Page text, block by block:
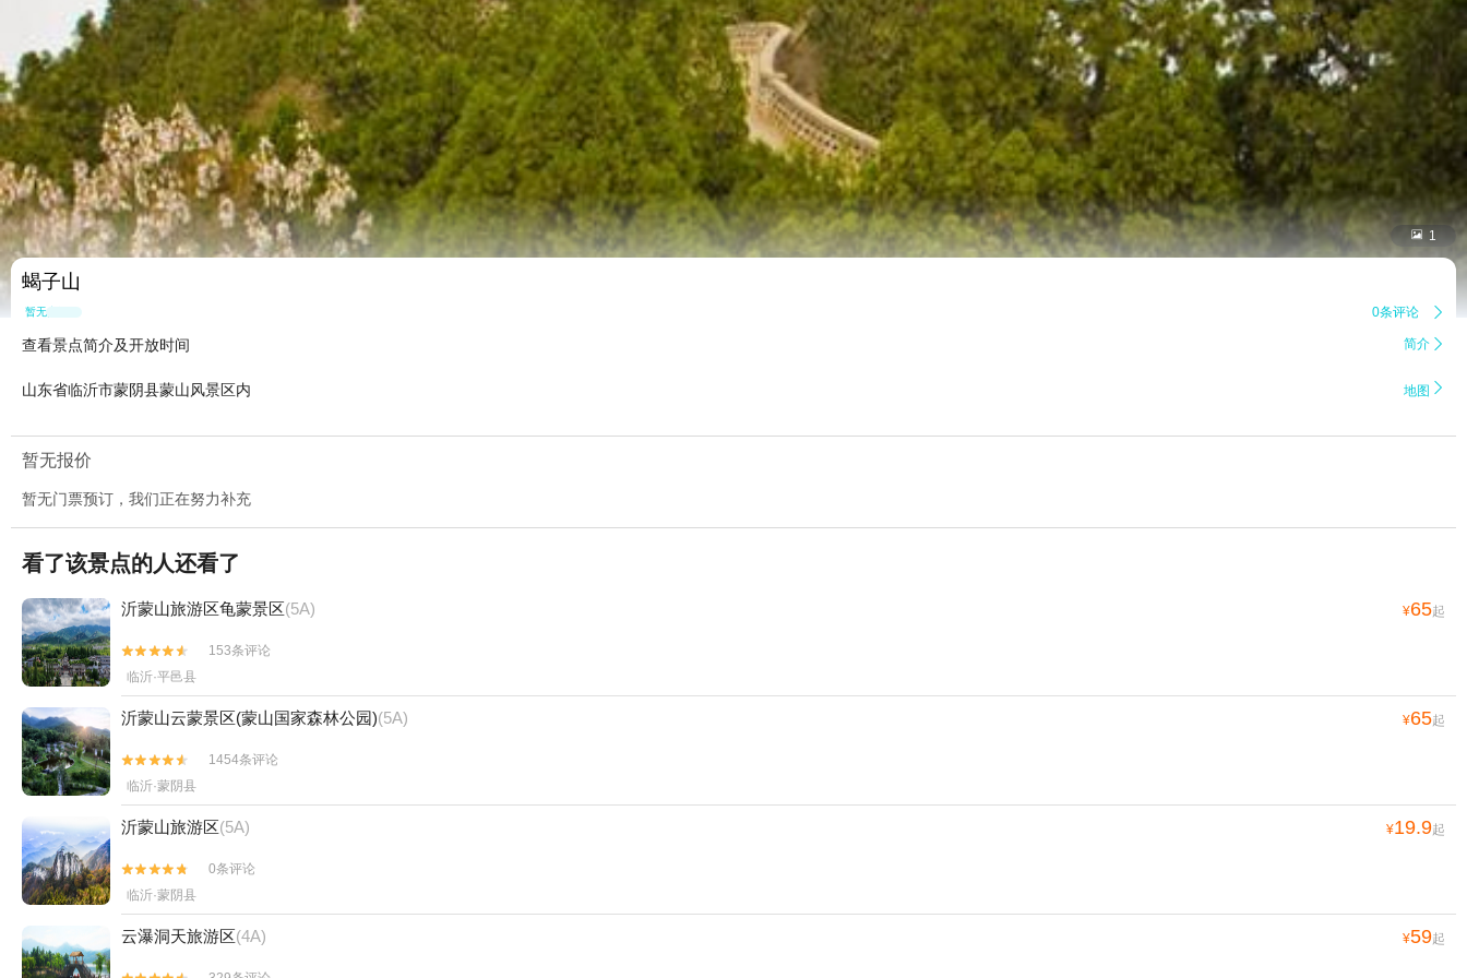
 1
蝎子山
暂无点评 0条评论 
查看景点简介及开放时间 简介 
山东省临沂市蒙阴县蒙山风景区内 地图 
暂无报价
暂无门票预订，我们正在努力补充
看了该景点的人还看了
沂蒙山旅游区龟蒙景区(5A) ¥65起


153条评论
临沂·平邑县
沂蒙山云蒙景区(蒙山国家森林公园)(5A) ¥65起


1454条评论
临沂·蒙阴县
沂蒙山旅游区(5A) ¥19.9起


0条评论
临沂·蒙阴县
云瀑洞天旅游区(4A) ¥59起